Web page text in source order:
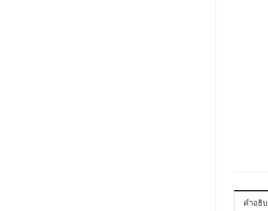
คำอธิ